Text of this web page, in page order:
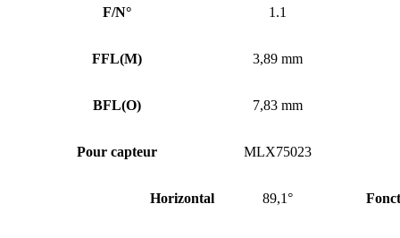
F/N° 1.1
FFL(M) 3,89 mm
BFL(O) 7,83 mm
Pour capteur MLX75023
Horizontal 89,1°